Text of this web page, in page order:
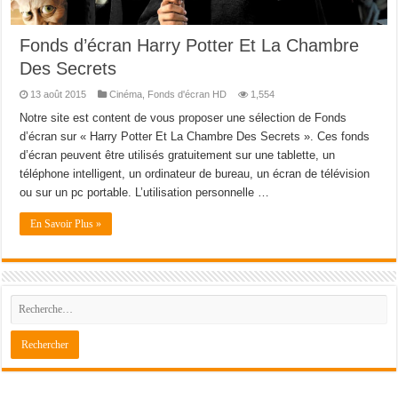
Fonds d’écran Harry Potter Et La Chambre
Des Secrets
13 août 2015 Cinéma Fonds d'écran HD 1,554
Notre site est content de vous proposer une sélection de Fonds
d’écran sur « Harry Potter Et La Chambre Des Secrets ». Ces fonds
d’écran peuvent être utilisés gratuitement sur une tablette, un
téléphone intelligent, un ordinateur de bureau, un écran de télévision
ou sur un pc portable. L’utilisation personnelle …
En Savoir Plus »